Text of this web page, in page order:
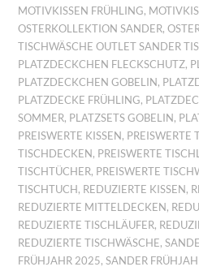
MOTIVKISSEN FRÜHLING,
OSTERKOLLEKTION SANDER,
TISCHWÄSCHE OUTLET SANDER
PLATZDECKCHEN FLECKSCHUTZ,
PLATZDECKCHEN GOBELIN ,
PLATZDECKE FRÜHLING,
SOMMER, PLATZSETS GOBELIN ,
PREISWERTE KISSEN , PREISWERTE
TISCHDECKEN , PREISWERTE
TISCHTÜCHER, PREISWERTE
TISCHTUCH , REDUZIERTE KISSEN ,
REDUZIERTE MITTELDECKEN ,
REDUZIERTE TISCHLÄUFER,
REDUZIERTE TISCHWÄSCHE,
FRÜHJAHR 2025,SANDER